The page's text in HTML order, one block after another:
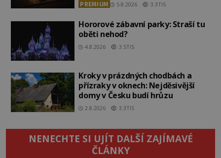
PREMIUM 5.8.2026 3.3TIS
Hororové zábavní parky: Straší tu
oběti nehod?
4.8.2026 3.5TIS
Kroky v prázdných chodbách a
přízraky v oknech: Nejděsivější
domy v Česku budí hrůzu
2.8.2026 3.3TIS
NENECHTE SI UJÍT DALŠÍ ZAJÍMAVÉ
ČLÁNKY